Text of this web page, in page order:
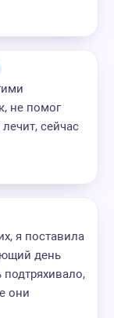
не помог
сейчас
я поставила
день
они